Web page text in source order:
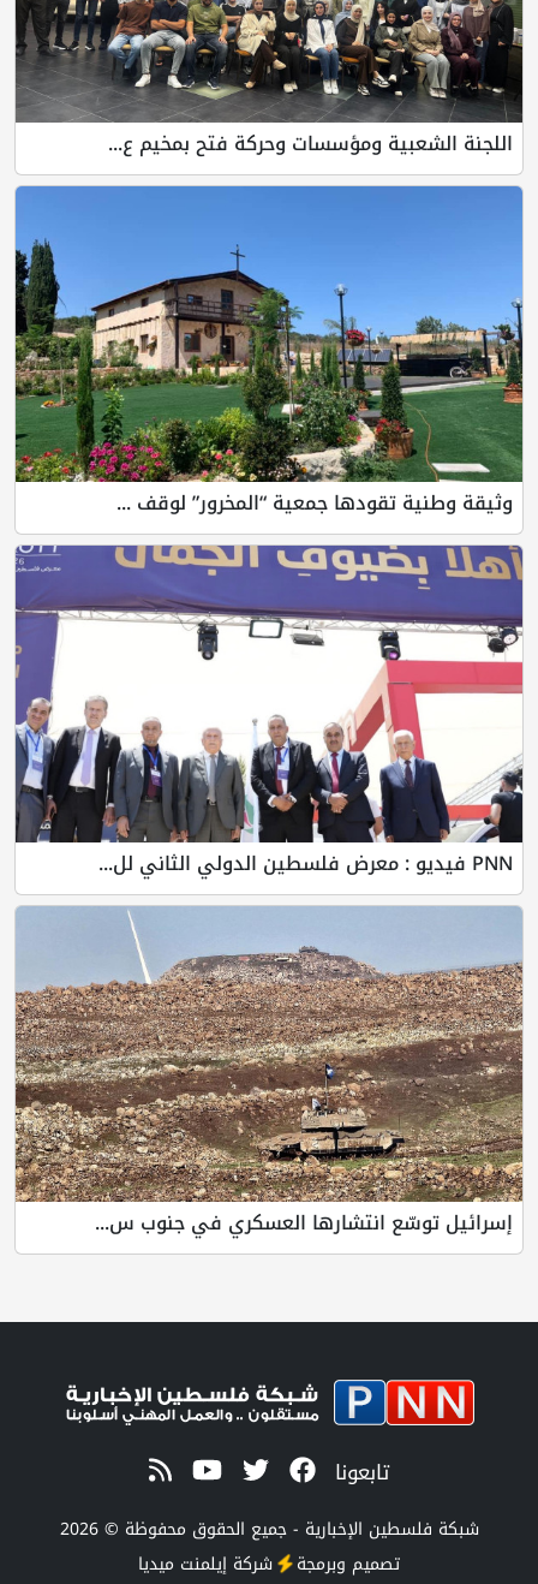
اللجنة الشعبية ومؤسسات وحركة فتح بمخيم ع...
وثيقة وطنية تقودها جمعية “المخرور” لوقف ...
PNN فيديو : معرض فلسطين الدولي الثاني لل...
إسرائيل توسّع انتشارها العسكري في جنوب س...
تابعونا
شبكة فلسطين الإخبارية - جميع الحقوق محفوظة © 2026
تصميم وبرمجة شركة إيلمنت ميديا